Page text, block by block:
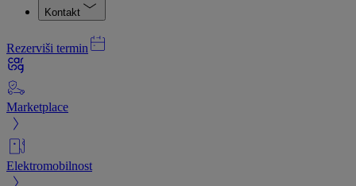
Kontakt
Rezerviši termin
Marketplace
Elektromobilnost